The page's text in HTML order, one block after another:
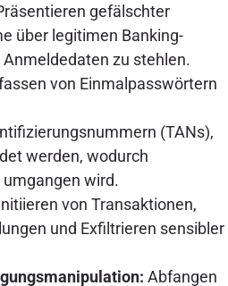
gefälschter
über legitimen Banking-
zu stehlen.
von Einmalpasswörtern
(TANs),
werden, wodurch
wird.
von Transaktionen,
und Exfiltrieren sensibler
Abfangen